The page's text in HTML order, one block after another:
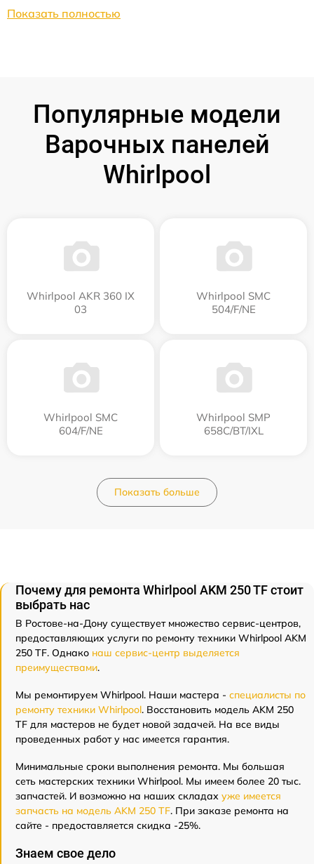
Показать полностью
Популярные модели
Варочных панелей
Whirlpool
Whirlpool AKR 360 IX
03
Whirlpool SMC
504/F/NE
Whirlpool SMC
604/F/NE
Whirlpool SMP
658C/BT/IXL
Показать больше
Почему для ремонта Whirlpool AKM 250 TF стоит
выбрать нас
В Ростове-на-Дону существует множество сервис-центров,
предоставляющих услуги по ремонту техники Whirlpool AKM
250 TF. Однако наш сервис-центр выделяется
преимуществами.
Мы ремонтируем Whirlpool. Наши мастера - специалисты по
ремонту техники Whirlpool. Восстановить модель AKM 250
TF для мастеров не будет новой задачей. На все виды
проведенных работ у нас имеется гарантия.
Минимальные сроки выполнения ремонта. Мы большая
сеть мастерских техники Whirlpool. Мы имеем более 20 тыс.
запчастей. И возможно на наших складах уже имеется
запчасть на модель AKM 250 TF. При заказе ремонта на
сайте - предоставляется скидка -25%.
Знаем свое дело